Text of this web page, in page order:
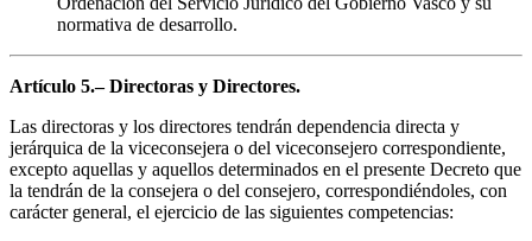
normativa de desarrollo.
Artículo 5.– Directoras y Directores.
Las directoras y los directores tendrán dependencia directa y
jerárquica de la viceconsejera o del viceconsejero correspondiente,
excepto aquellas y aquellos determinados en el presente Decreto que
la tendrán de la consejera o del consejero, correspondiéndoles, con
carácter general, el ejercicio de las siguientes competencias: